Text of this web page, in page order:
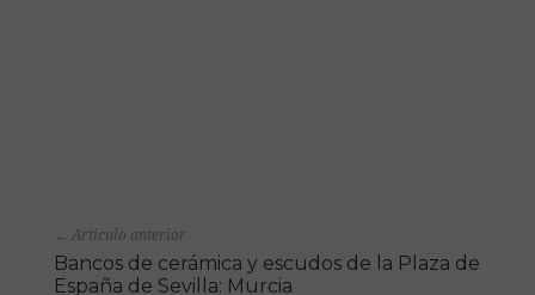
← Artículo anterior
Bancos de cerámica y escudos de la Plaza de
España de Sevilla: Murcia